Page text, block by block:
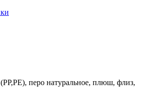
(РР,РЕ), перо натуральное, плюш, флиз,